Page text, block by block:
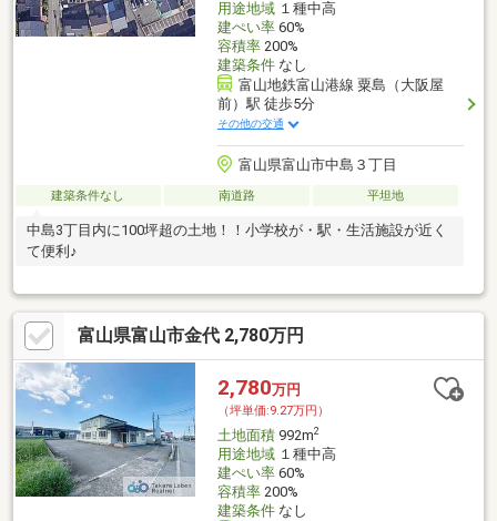
用途地域１種中高
建ぺい率60%
容積率200%
建築条件なし
富山地鉄富山港線 粟島（大阪屋
前）駅 徒歩5分
その他の交通
富山県富山市中島３丁目
建築条件なし 南道路 平坦地
中島3丁目内に100坪超の土地！！小学校が・駅・生活施設が近く
て便利♪
富山県富山市金代 2,780万円
2,780万円
（坪単価:9.27万円）
土地面積992m2
用途地域１種中高
建ぺい率60%
容積率200%
建築条件なし